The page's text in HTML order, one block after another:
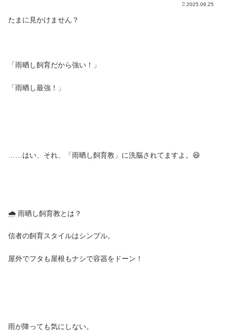
2025.09.25
たまに見かけません？
「雨晒し飼育だから強い！」
「雨晒し最強！」
……はい、それ、「雨晒し飼育教」に洗脳されてますよ。😆
🌧️ 雨晒し飼育教とは？
信者の飼育スタイルはシンプル。
屋外でフタも屋根もナシで容器をドーン！
雨が降っても気にしない。